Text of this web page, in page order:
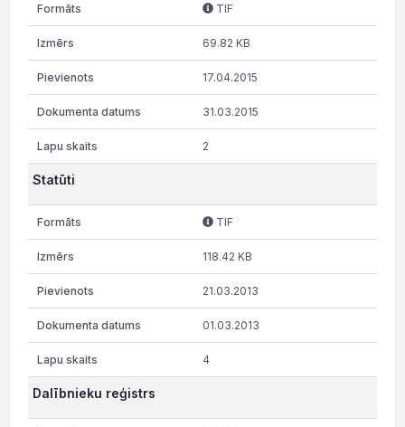
TIF
69.82 KB
17.04.2015
31.03.2015
2
Statūti
TIF
118.42 KB
21.03.2013
01.03.2013
4
Dalībnieku reģistrs